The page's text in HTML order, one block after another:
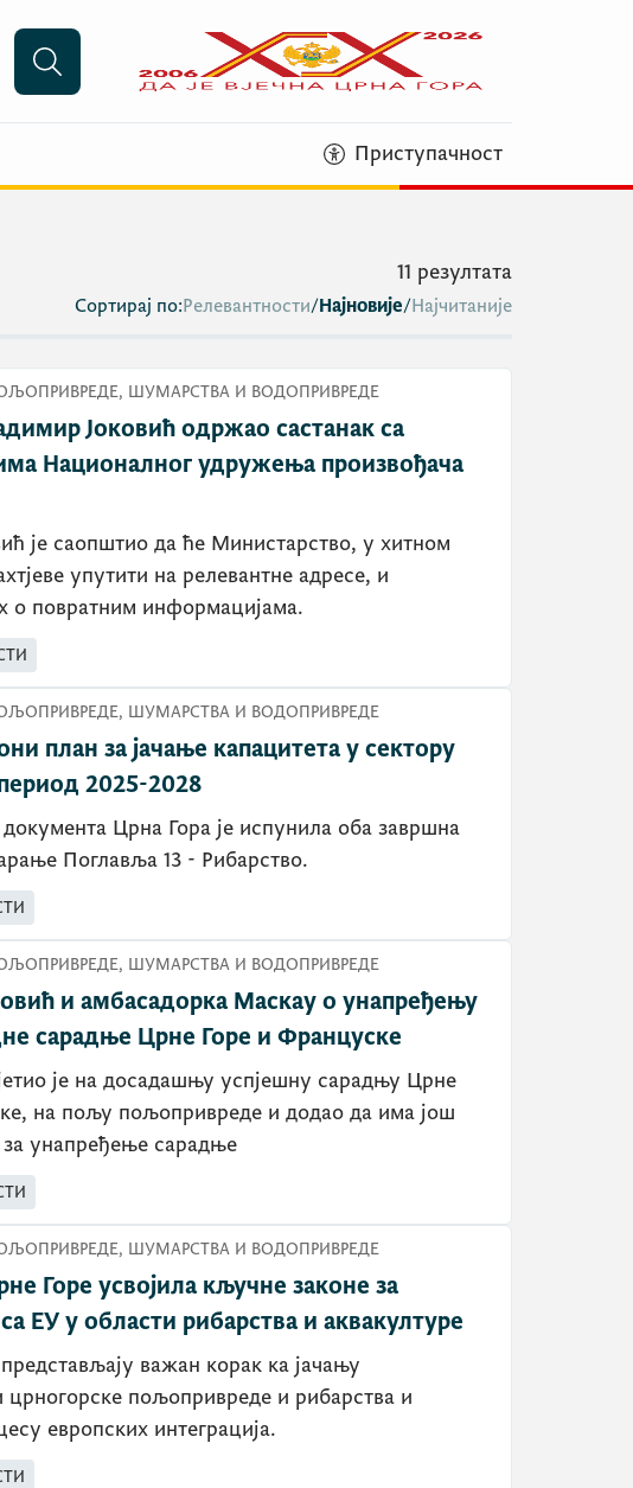
Приступачност
11 резултата
Сортирај по:Релевантности/Најновије/Најчитаније
ШУМАРСТВА И ВОДОПРИВРЕДЕ
Јоковић одржао састанак са
Националног удружења произвођача
је саопштио да ће Министарство, у хитном
упутити на релевантне адресе, и
о повратним информацијама.
ШУМАРСТВА И ВОДОПРИВРЕДЕ
план за јачање капацитета у сектору
2025-2028
Црна Гора је испунила оба завршна
Поглавља 13 - Рибарство.
ШУМАРСТВА И ВОДОПРИВРЕДЕ
и амбасадорка Маскаy о унапређењу
сарадње Црне Горе и Француске
на пољу пољопривреде и додао да има још
унапређење сарадње
ШУМАРСТВА И ВОДОПРИВРЕДЕ
Горе усвојила кључне законе за
ЕУ у области рибарства и аквакултуре
важан корак ка јачању
црногорске пољопривреде и рибарства и
европских интеграција.